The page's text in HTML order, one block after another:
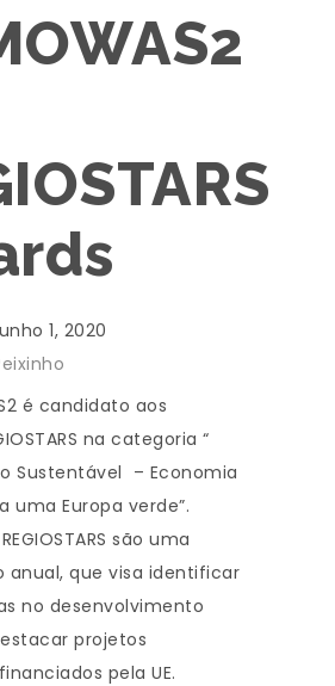
1, 2020
é candidato aos
na categoria “
Sustentável – Economia
uma Europa verde”.
são uma
anual, que visa identificar
no desenvolvimento
projetos
pela UE.